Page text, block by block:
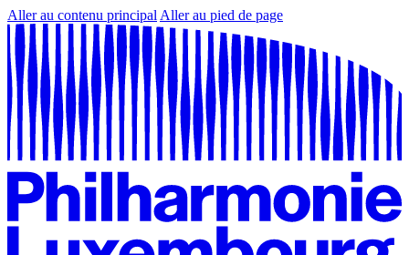
Aller au contenu principal Aller au pied de page